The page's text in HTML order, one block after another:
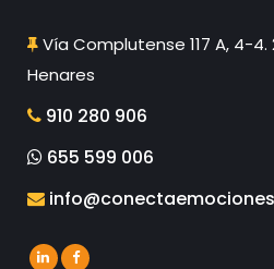
Vía Complutense 117 A, 4-
Henares
910 280 906
655 599 006